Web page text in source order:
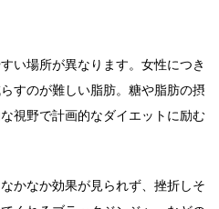
い場所が異なります。女性につき
すのが難しい脂肪。糖や脂肪の摂
視野で計画的なダイエットに励む
かなか効果が見られず、挫折しそ